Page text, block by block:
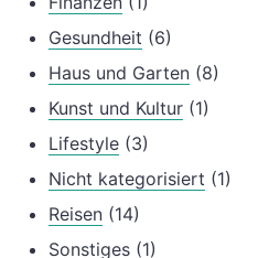
Gesundheit (6)
Haus und Garten (8)
Kunst und Kultur (1)
Lifestyle (3)
Nicht kategorisiert (1)
Reisen (14)
Sonstiges (1)